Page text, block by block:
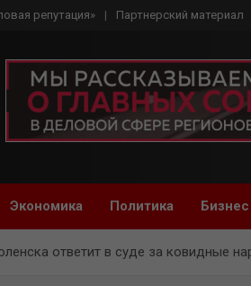
репутация» Партнерский материал
Экономика Политика Бизнес
ответит в суде за ковидные